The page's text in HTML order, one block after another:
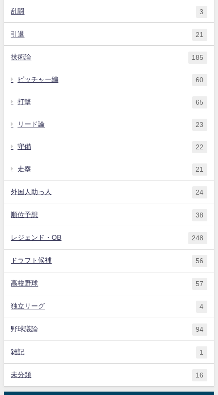
乱闘 3
引退 21
技術論 185
ピッチャー編 60
打撃 65
リード論 23
守備 22
走塁 21
外国人助っ人 24
順位予想 38
レジェンド・OB 248
ドラフト候補 56
高校野球 57
独立リーグ 4
野球議論 94
雑記 1
未分類 16